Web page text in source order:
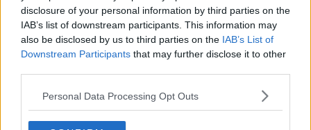
disclosure of your personal information by third parties on the
IAB’s list of downstream participants. This information may
also be disclosed by us to third parties on the IAB’s List of
Downstream Participants that may further disclose it to other
Personal Data Processing Opt Outs